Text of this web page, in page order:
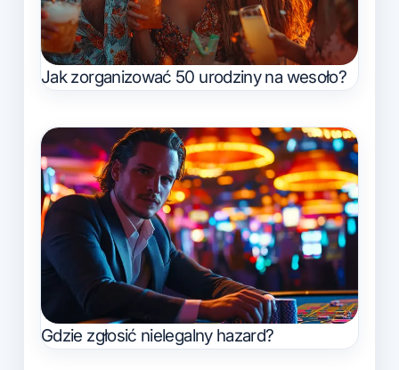
Jak zorganizować 50 urodziny na wesoło?
Gdzie zgłosić nielegalny hazard?